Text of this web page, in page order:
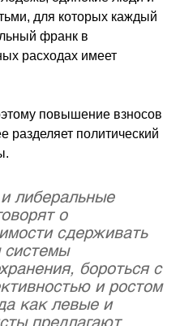
для которых каждый
франк в
расходах имеет
повышение взносов
разделяет политический
либеральные
о
сдерживать
системы
бороться с
и ростом
как левые и